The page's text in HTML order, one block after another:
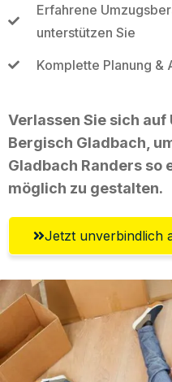
Erfahrene
unterstützen Sie
Komplette Planung &
Verlassen Sie sich
Bergisch Gladbach,
Gladbach Randers
möglich zu gestalten.
Jetzt unverbindlich